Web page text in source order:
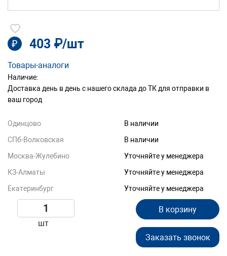
₽ 403 ₽/шт
Товары-аналоги
Наличие:
Доставка день в день с нашего склада до ТК для отправки в
ваш город
Одинцово
В наличии
СПб-Волковская
В наличии
Москва-Жулебино
Уточняйте у менеджера
КЗ-Алматы
Уточняйте у менеджера
Екатеринбург
Уточняйте у менеджера
шт
В корзину
Заказать звонок